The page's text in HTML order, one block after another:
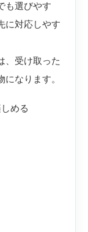
も選びやす
に対応しやす
、受け取った
なります。
める